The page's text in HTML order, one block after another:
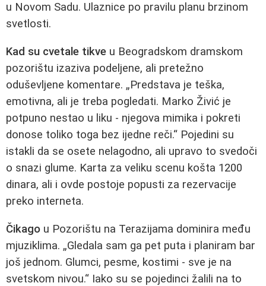
u Novom Sadu. Ulaznice po pravilu planu brzinom
svetlosti.
Kad su cvetale tikve u Beogradskom dramskom
pozorištu izaziva podeljene, ali pretežno
oduševljene komentare. „Predstava je teška,
emotivna, ali je treba pogledati. Marko Živić je
potpuno nestao u liku - njegova mimika i pokreti
donose toliko toga bez ijedne reči.“ Pojedini su
istakli da se osete nelagodno, ali upravo to svedoči
o snazi glume. Karta za veliku scenu košta 1200
dinara, ali i ovde postoje popusti za rezervacije
preko interneta.
Čikago u Pozorištu na Terazijama dominira među
mjuziklima. „Gledala sam ga pet puta i planiram bar
još jednom. Glumci, pesme, kostimi - sve je na
svetskom nivou.“ Iako su se pojedinci žalili na to